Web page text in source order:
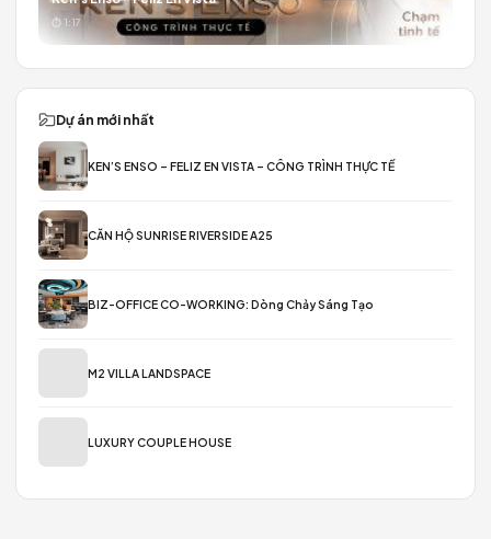
Video: Công trình thực tế
Không gian thực tế đã hoàn thiện
CÔNG TRÌNH THỰC TẾ
Ken’s Enso – Feliz En Vista
⏱ 1:17
Dự án mới nhất